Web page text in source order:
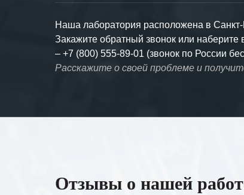
Наша лаборатория расположена в
Закажите обратный звонок или
– +7 (800) 555-89-01 (звонок по России
Расскажите о своей проблеме и
Отзывы о нашей